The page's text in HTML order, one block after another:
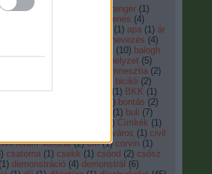
(20) 56 8. tenger (1)
agymenés (4)
(1) apa (1) ár
átnevezés (4)
(10) balogh
bér-lakás-helyzet (5)
bérlői amnesztia (2)
bicikli (2)
bírság (9) Bizottság (1) BKK (1)
) bontás (2)
(1) buli (7)
) Címkék (1)
civilváros (1) civil
fórum sorozat (2) cm (1) corvin (1)
) csatorna (1) csekk (1) csönd (2) csősz
(1) demonstráció (4) demonstrál (6)